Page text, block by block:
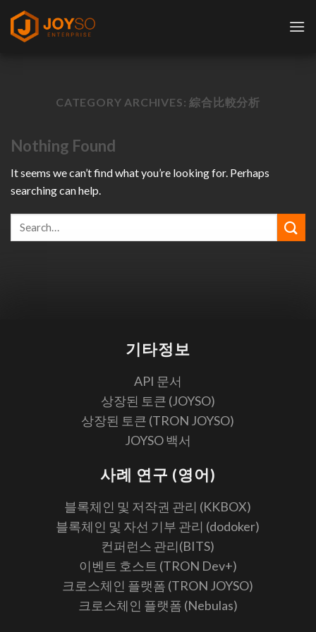
Skip
content
CATEGORY ARCHIVES:綜合比較分析
Nothing Found
It seems we can’t find what you’re looking for. Perhaps
searching can help.
기타정보
API 문서
상장된 토큰 (JOYSO)
상장된 토큰 (TRON JOYSO)
JOYSO 백서
사례 연구 (영어)
블록체인 및 저작권 관리 (KKBOX)
블록체인 및 자선 기부 관리 (dodoker)
컨퍼런스 관리(BITS)
이벤트 호스트 (TRON Dev+)
크로스체인 플랫폼 (TRON JOYSO)
크로스체인 플랫폼 (Nebulas)